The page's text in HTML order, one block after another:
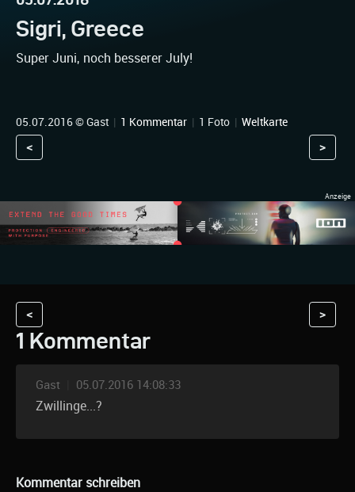
Sigri, Greece
Super Juni, noch besserer July!
05.07.2016 © Gast | 1 Kommentar | 1 Foto | Weltkarte
< >
< >
1 Kommentar
Gast 05.07.2016 14:08:33
Zwillinge...?
Kommentar schreiben